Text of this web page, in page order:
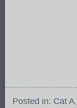
Posted in: Cat A,